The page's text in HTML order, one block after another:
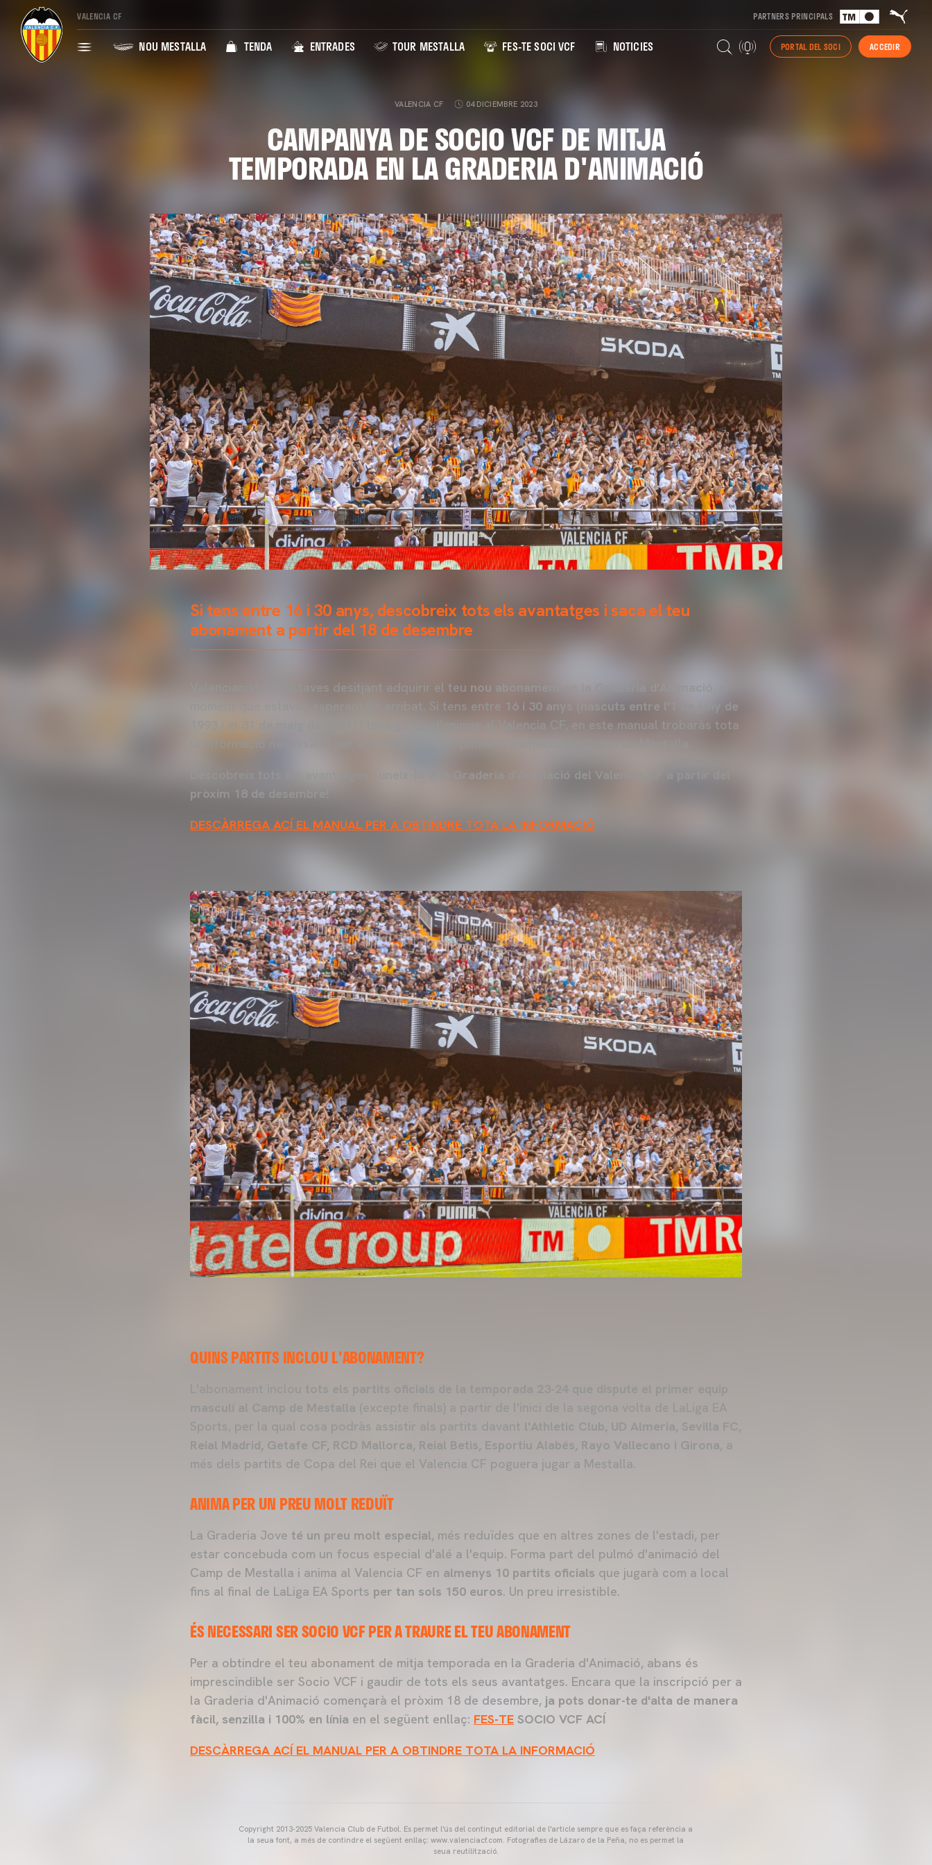
VALENCIA CF PARTNERS PRINCIPALS
NOU MESTALLA TENDA ENTRADES TOUR MESTALLA FES-TE SOCI VCF NOTICIES PORTAL DEL SOCI ACCEDIR
VALENCIA CF 04 DICIEMBRE 2023
CAMPANYA DE SOCIO VCF DE MITJA
TEMPORADA EN LA GRADERIA D'ANIMACIÓ
Si tens entre 16 i 30 anys, descobreix tots els avantatges i saca el teu
abonament a partir del 18 de desembre
Valencianista, si estaves desitjant adquirir el teu nou abonament en la Graderia d'Animació
moment que estaves esperant ha arribat. Si tens entre 16 i 30 anys (nascuts entre l'1 de juny de
1993 i el 31 de maig de 2007)
i tens ganes d'animar al Valencia CF, en este manual trobaràs tota
la informació necessària per a formar part del pulmó d'animació del Camp de Mestalla.
uneix-te a la Graderia d'Animació del Valencia CF a partir del
pròxim 18 de desembre!
DESCÀRREGA ACÍ EL MANUAL PER A OBTINDRE TOTA LA INFORMACIÓ
QUINS PARTITS INCLOU L'ABONAMENT?
tots els partits oficials de la temporada 23-24 que dispute el primer equip
masculí al Camp de Mestalla (excepte finals) a partir de l'inici de la segona volta de LaLiga EA
Sports, per la qual cosa podràs assistir als partits davant l'Athletic Club, UD Almeria, Sevilla FC,
Reial Madrid, Getafe CF, RCD Mallorca, Reial Betis, Esportiu Alabés, Rayo Vallecano i Girona, a
més dels partits de Copa del Rei que el Valencia CF poguera jugar a Mestalla.
ANIMA PER UN PREU MOLT REDUÏT
La Graderia Jove té un preu molt especial, més reduïdes que en altres zones de l'estadi, per
estar concebuda com un focus especial d'alé a l'equip. Forma part del pulmó d'animació del
Camp de Mestalla i anima al Valencia CF en almenys 10 partits oficials que jugarà com a local
fins al final de LaLiga EA Sports per tan sols 150 euros. Un preu irresistible.
ÉS NECESSARI SER SOCIO VCF PER A TRAURE EL TEU ABONAMENT
Per a obtindre el teu abonament de mitja temporada en la Graderia d'Animació, abans és
imprescindible ser Socio VCF i gaudir de tots els seus avantatges. Encara que la inscripció per a
la Graderia d'Animació començarà el pròxim 18 de desembre, ja pots donar-te d'alta de manera
fàcil, senzilla i 100% en línia en el següent enllaç: FES-TE SOCIO VCF ACÍ
DESCÀRREGA ACÍ EL MANUAL PER A OBTINDRE TOTA LA INFORMACIÓ
Copyright 2013-2025 Valencia Club de Futbol. Es permet l'ús del contingut editorial de l'article sempre que es faça referència a
la seua font, a més de contindre el següent enllaç: www.valenciacf.com. Fotografies de Lázaro de la Peña, no es permet la
seua reutilització.